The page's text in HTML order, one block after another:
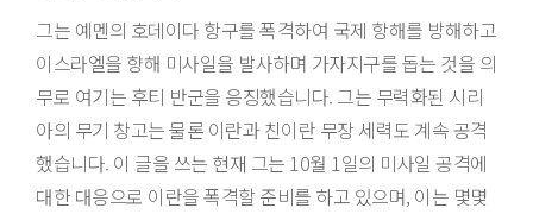
그는 예멘의 호데이다 항구를 폭격하여 국제 항해를 방해하고
이스라엘을 향해 미사일을 발사하며 가자지구를 돕는 것을 의
무로 여기는 후티 반군을 응징했습니다. 그는 무력화된 시리
아의 무기 창고는 물론 이란과 친이란 무장 세력도 계속 공격
했습니다. 이 글을 쓰는 현재 그는 10월 1일의 미사일 공격에
대한 대응으로 이란을 폭격할 준비를 하고 있으며, 이는 몇몇